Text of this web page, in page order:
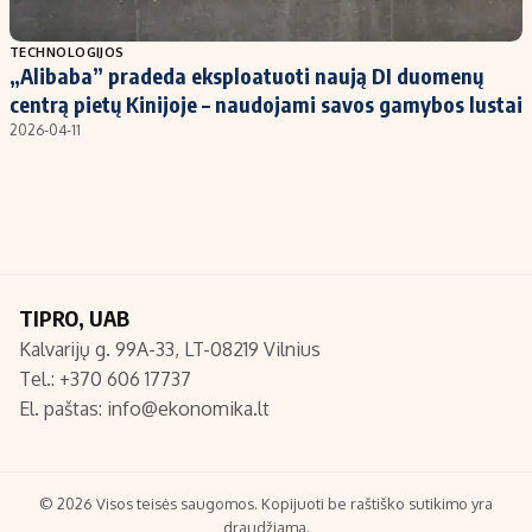
Populiarios temos
Investavimas
Akcijų rinka
Titulinis
Nedarbo išmokos skaičiuoklė
Redakcija
Turinio žymėjimo taisyklės
TECHNOLOGIJOS
„Alibaba” pradeda eksploatuoti naują DI duomenų
centrą pietų Kinijoje – naudojami savos gamybos lustai
2026-04-11
TIPRO, UAB
Kalvarijų g. 99A-33, LT-08219 Vilnius
Tel.: +370 606 17737
El. paštas: info@ekonomika.lt
© 2026 Visos teisės saugomos. Kopijuoti be raštiško sutikimo yra
draudžiama.